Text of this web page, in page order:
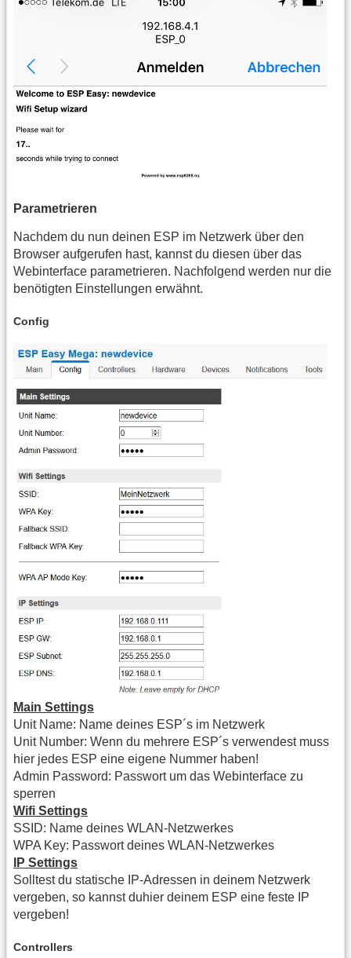
Parametrieren
Nachdem du nun deinen ESP im Netzwerk über den
Browser aufgerufen hast, kannst du diesen über das
Webinterface parametrieren. Nachfolgend werden nur die
benötigten Einstellungen erwähnt.
Config
Main Settings
Unit Name: Name deines ESP´s im Netzwerk
Unit Number: Wenn du mehrere ESP´s verwendest muss
hier jedes ESP eine eigene Nummer haben!
Admin Password: Passwort um das Webinterface zu
sperren
Wifi Settings
SSID: Name deines WLAN-Netzwerkes
WPA Key: Passwort deines WLAN-Netzwerkes
IP Settings
Solltest du statische IP-Adressen in deinem Netzwerk
vergeben, so kannst duhier deinem ESP eine feste IP
vergeben!
Controllers